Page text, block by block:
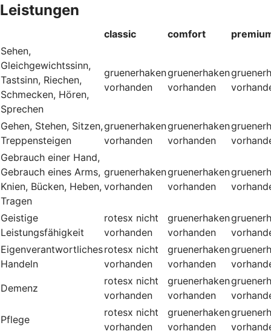
Leistungen
classic comfort
Sehen,
Gleichgewichtssinn,
Tastsinn, Riechen,
Schmecken, Hören,
Sprechen
gruenerhaken
vorhanden
gruenerhaken
vorhanden
Gehen, Stehen, Sitzen,
Treppensteigen
gruenerhaken
vorhanden
gruenerhaken
vorhanden
Gebrauch einer Hand,
Gebrauch eines Arms,
Knien, Bücken, Heben,
Tragen
gruenerhaken
vorhanden
gruenerhaken
vorhanden
Geistige
Leistungsfähigkeit
rotesx nicht
vorhanden
gruenerhaken
vorhanden
Eigenverantwortliches
Handeln
rotesx nicht
vorhanden
gruenerhaken
vorhanden
Demenz
rotesx nicht
vorhanden
gruenerhaken
vorhanden
Pflege
rotesx nicht
vorhanden
gruenerhaken
vorhanden